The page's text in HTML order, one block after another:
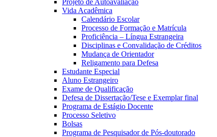
Projeto de Autoavaliação
Vida Acadêmica
Calendário Escolar
Processo de Formação e Matrícula
Proficiência – Língua Estrangeira
Disciplinas e Convalidação de Créditos
Mudança de Orientador
Religamento para Defesa
Estudante Especial
Aluno Estrangeiro
Exame de Qualificação
Defesa de Dissertação/Tese e Exemplar final
Programa de Estágio Docente
Processo Seletivo
Bolsas
Programa de Pesquisador de Pós-doutorado